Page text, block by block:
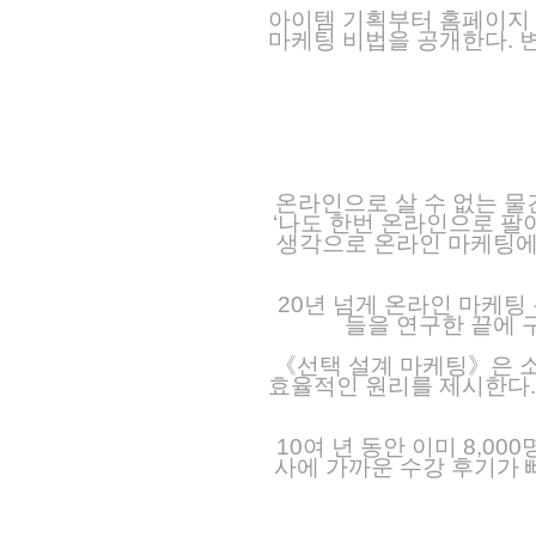
아이템 기획부터 홈페이
마케팅 비법을 공개한다.
온라인으로 살 수 없는
‘나도 한번 온라인으로
생각으로 온라인 마케팅
20년 넘게 온라인 마케
들을 연구한 끝에
《선택 설계 마케팅》은
효율적인 원리를 제시한
10여 년 동안 이미 8,000
사에 가까운 수강 후기가